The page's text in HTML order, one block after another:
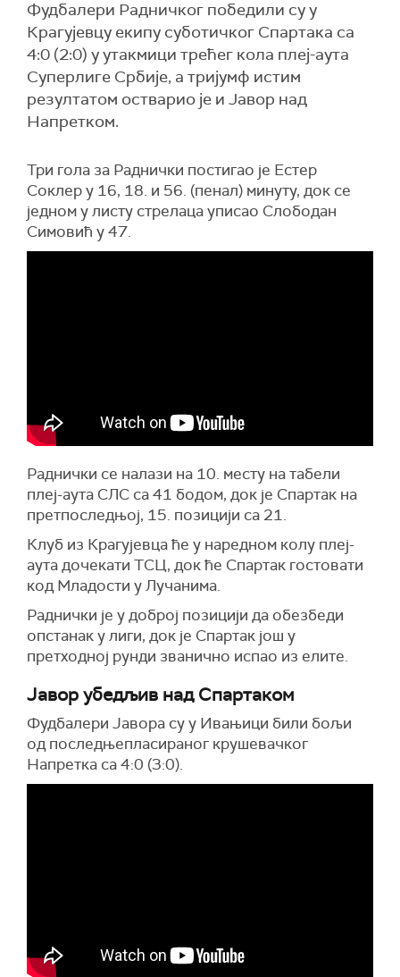
Фудбалери Радничког победили су у
Крагујевцу екипу суботичког Спартака са
4:0 (2:0) у утакмици трећег кола плеј-аута
Суперлиге Србије, а тријумф истим
резултатом остварио је и Јавор над
Напретком.
Три гола за Раднички постигао је Естер
Соклер у 16, 18. и 56. (пенал) минуту, док се
једном у листу стрелаца уписао Слободан
Симовић у 47.
Раднички се налази на 10. месту на табели
плеј-аута СЛС са 41 бодом, док је Спартак на
претпоследњој, 15. позицији са 21.
Клуб из Крагујевца ће у наредном колу плеј-
аута дочекати ТСЦ, док ће Спартак гостовати
код Младости у Лучанима.
Раднички је у доброј позицији да обезбеди
опстанак у лиги, док је Спартак још у
претходној рунди званично испао из елите.
Јавор убедљив над Спартаком
Фудбалери Јавора су у Ивањици били бољи
од последњепласираног крушевачког
Напретка са 4:0 (3:0).